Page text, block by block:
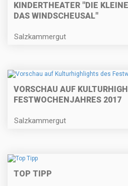
KINDERTHEATER "DIE
DAS WINDSCHEUSAL"
Salzkammergut
VORSCHAU AUF
FESTWOCHENJAHRES 2017
Salzkammergut
TOP TIPP